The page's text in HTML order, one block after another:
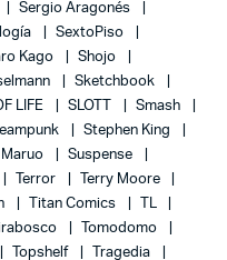
Sergio Aragonés
SextoPiso
Kago
Shojo
Sketchbook
LIFE SLOTT
Smash
Stephen King
Suspense
Terror
Terry Moore
Titan Comics
TL
Tomodomo
Topshelf Tragedia